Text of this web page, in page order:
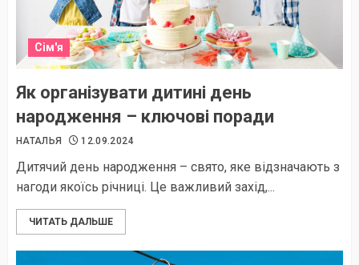
Сім'я
Як організувати дитині день
народження – ключові поради
НАТАЛЬЯ 12.09.2024
Дитячий день народження – свято, яке відзначають з
нагоди якоїсь річниці. Це важливий захід,...
ЧИТАТЬ ДАЛЬШЕ